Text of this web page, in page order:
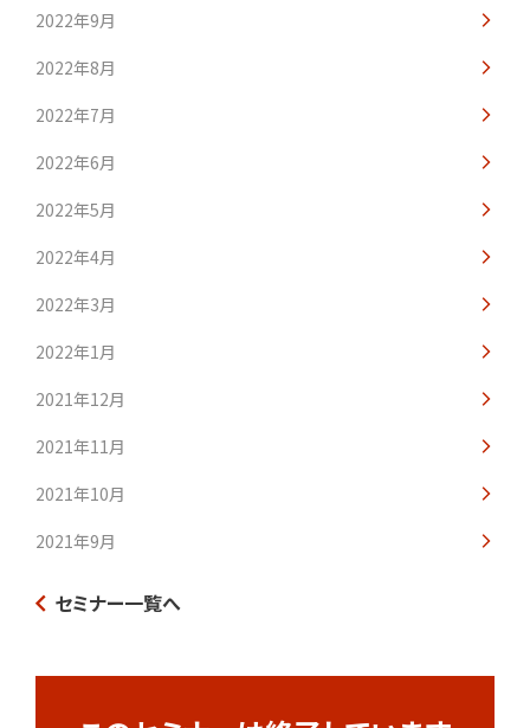
2022年9月
2022年8月
2022年7月
2022年6月
2022年5月
2022年4月
2022年3月
2022年1月
2021年12月
2021年11月
2021年10月
2021年9月
セミナー一覧へ